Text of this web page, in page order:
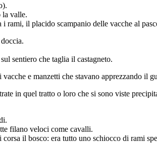
la valle.
il placido scampanio delle vacche al
sentiero che taglia il castagneto.
e manzetti che stavano apprezzando il
in quel tratto o loro che si sono viste
filano veloci come cavalli.
il bosco: era tutto uno schiocco di rami